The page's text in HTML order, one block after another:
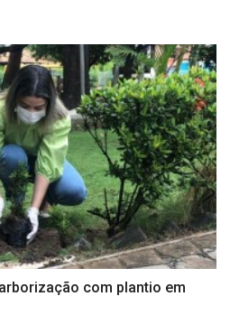
com plantio em